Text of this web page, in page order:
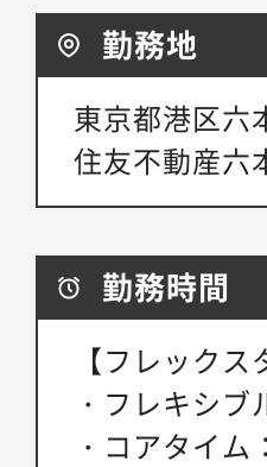
勤務地
東京都港区六
住友不動産六
勤務時間
【フレックス
・フレキシ
・コアタイ